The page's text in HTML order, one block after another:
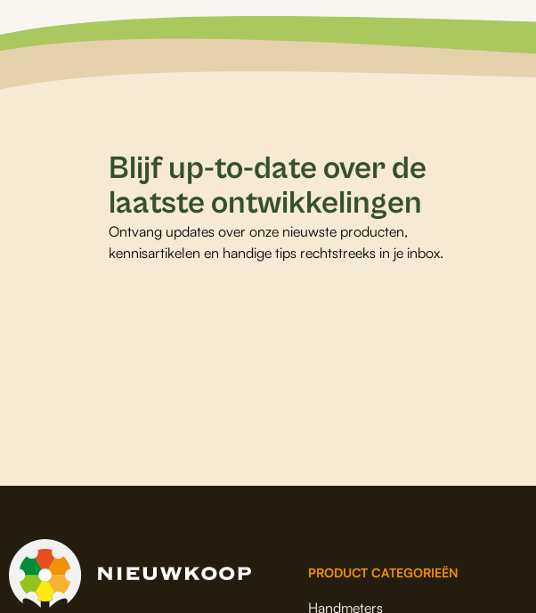
Blijf up-to-date over de
laatste ontwikkelingen
Ontvang updates over onze nieuwste producten,
kennisartikelen en handige tips rechtstreeks in je inbox.
PRODUCT CATEGORIEËN
Handmeters